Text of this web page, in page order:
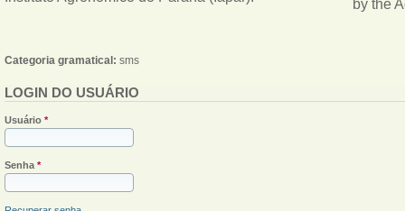
by the
Categoria gramatical: sms
LOGIN DO USUÁRIO
Usuário *
Senha *